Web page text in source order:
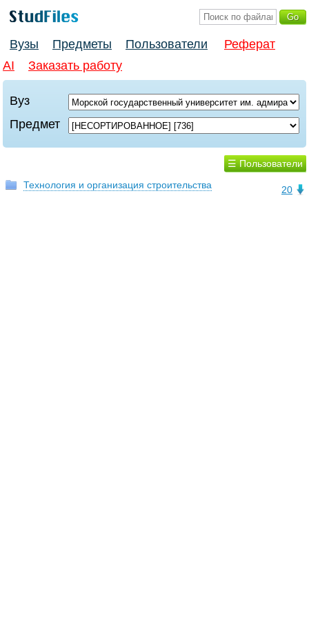
Вузы Предметы Пользователи
Реферат
AI
Заказать работу
Вуз
Предмет
☰ Пользователи
20
Технология и организация строительства